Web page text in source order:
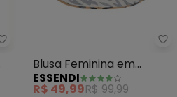
Rovitex - Blusa Básica
Blusa Feminina em
Viscolycra (Bege)
ESSENDI
R$ 49,99R$ 99,99